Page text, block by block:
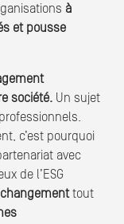
à
et pousse
société. Un sujet
c’est pourquoi
avec
de l’ESG
tout